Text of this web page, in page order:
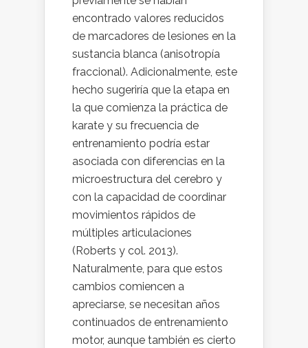
encontrado valores reducidos
de marcadores de lesiones en la
sustancia blanca (anisotropía
fraccional). Adicionalmente, este
hecho sugeriría que la etapa en
la que comienza la práctica de
karate y su frecuencia de
entrenamiento podría estar
asociada con diferencias en la
microestructura del cerebro y
con la capacidad de coordinar
movimientos rápidos de
múltiples articulaciones
(Roberts y col. 2013).
Naturalmente, para que estos
cambios comiencen a
apreciarse, se necesitan años
continuados de entrenamiento
motor, aunque también es cierto